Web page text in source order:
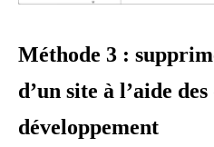
Méthode 3 :
d’un site à l’aide
développement